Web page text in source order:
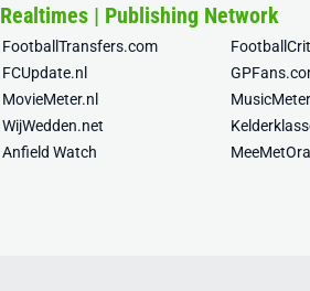
Realtimes | Publishing Network
FootballTransfers.com
FCUpdate.nl
MovieMeter.nl
WijWedden.net
Anfield Watch